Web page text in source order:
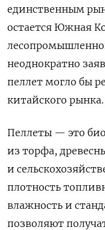
единственным
остается Южная
неоднократно
пеллет могло бы
китайского рынка.
Пеллеты — это
из торфа,
и
плотность
влажность и
позволяют